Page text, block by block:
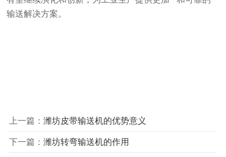
输送解决方案。
上一篇： 潍坊皮带输送机的优势意义
下一篇： 潍坊转弯输送机的作用